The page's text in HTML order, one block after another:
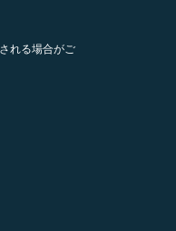
れる場合がご